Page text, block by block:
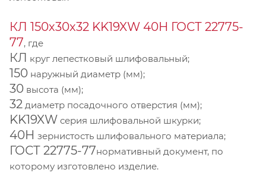
КЛ 150х30х32 KK19XW 40Н ГОСТ 22775-
77, где
КЛ круг лепестковый шлифовальный;
150 наружный диаметр (мм);
30 высота (мм);
32 диаметр посадочного отверстия (мм);
KK19XW серия шлифовальной шкурки;
40Н зернистость шлифовального материала;
ГОСТ 22775-77нормативный документ, по
которому изготовлено изделие.